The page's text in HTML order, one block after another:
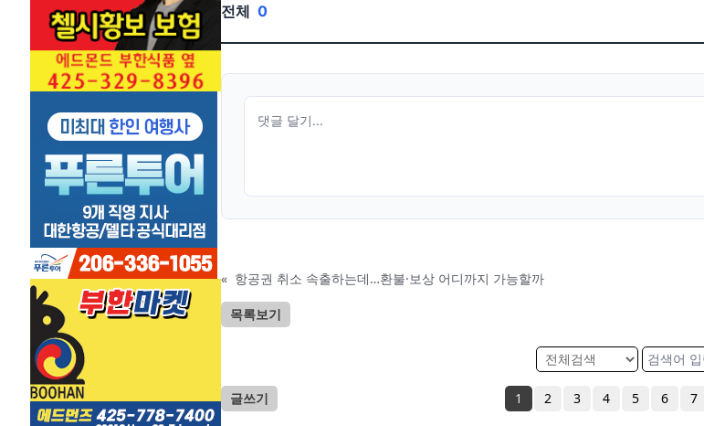
전체 0
« 항공권 취소 속출하는데…환불·보상 어디까지 가능할까
목록보기
글쓰기 1 2 3 4 5 6 7